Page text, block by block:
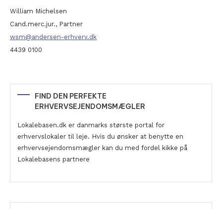
William Michelsen
Cand.merc.jur., Partner
wsm@andersen-erhverv.dk
4439 0100
FIND DEN PERFEKTE
ERHVERVSEJENDOMSMÆGLER
Lokalebasen.dk er danmarks største portal for
erhvervslokaler til leje. Hvis du ønsker at benytte en
erhvervsejendomsmægler kan du med fordel kikke på
Lokalebasens partnere